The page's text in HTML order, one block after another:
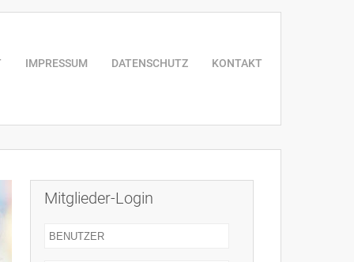
IMPRESSUM DATENSCHUTZ KONTAKT
Mitglieder-Login